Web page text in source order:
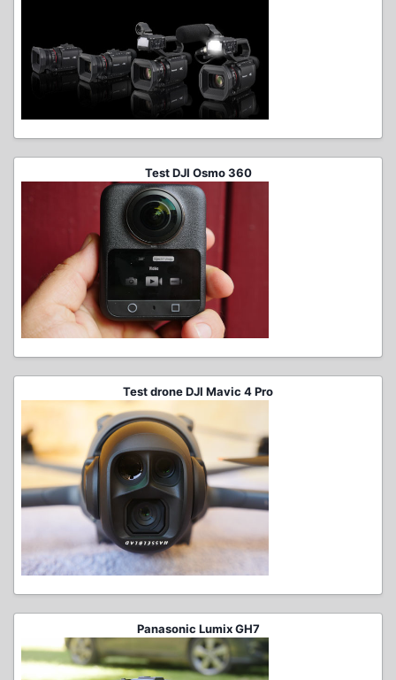
Test DJI Osmo 360
Test drone DJI Mavic 4 Pro
Panasonic Lumix GH7